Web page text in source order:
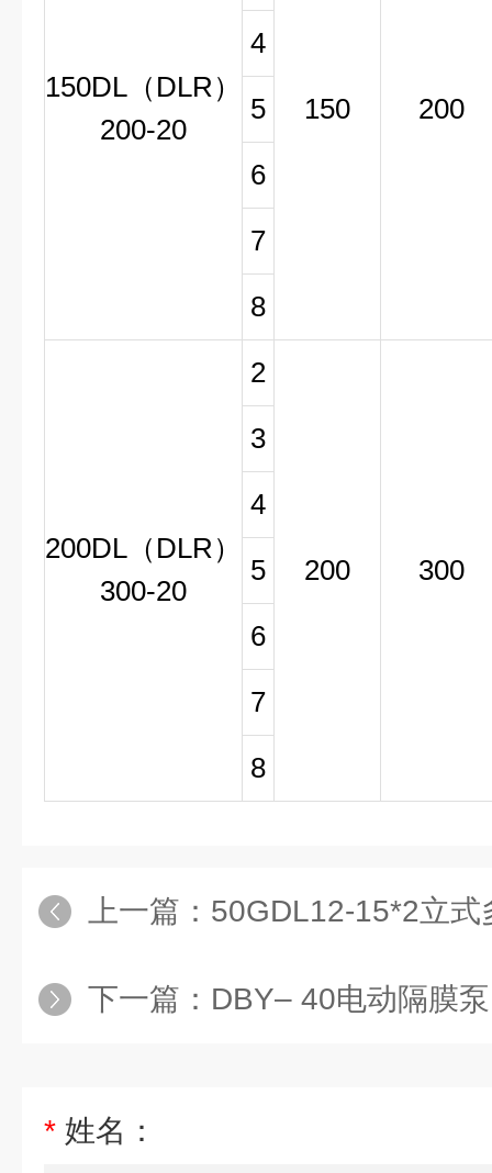
150DL（DLR）
200-20
150 200
4
5
6
7
8
200DL（DLR）
300-20
2
200 300
3
4
5
6
7
8
上一篇： 50GDL12-15*2立式
下一篇： DBY– 40电动隔膜泵
* 姓名：